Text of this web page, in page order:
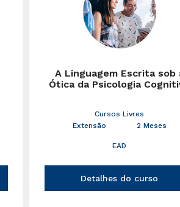
A Linguagem Escrita sob
Ótica da Psicologia
Cursos Livres
Extensão
2 Meses
EAD
Detalhes do curso